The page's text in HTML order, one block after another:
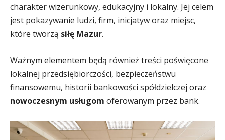
charakter wizerunkowy, edukacyjny i lokalny. Jej celem
jest pokazywanie ludzi, firm, inicjatyw oraz miejsc,
które tworzą siłę Mazur.
Ważnym elementem będą również treści poświęcone
lokalnej przedsiębiorczości, bezpieczeństwu
finansowemu, historii bankowości spółdzielczej oraz
nowoczesnym usługom oferowanym przez bank.